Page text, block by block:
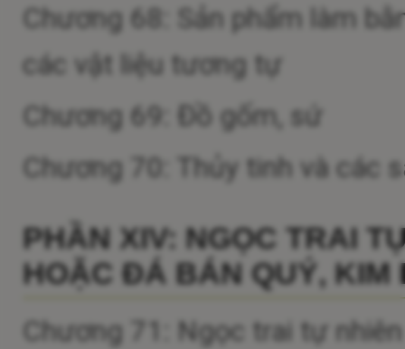
Chương 68: Sản phẩm làm
các vật liệu tương tự
Chương 69: Đồ gốm, sứ
Chương 70: Thủy tinh và các
PHẦN XIV: NGỌC TRAI
HOẶC ĐÁ BÁN QUÝ,
Chương 71: Ngọc trai tự